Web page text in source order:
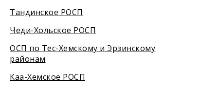
Тандинское РОСП
Чеди-Хольское РОСП
ОСП по Тес-Хемскому и Эрзинскому
районам
Каа-Хемское РОСП